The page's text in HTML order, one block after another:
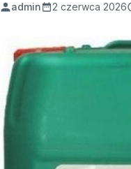
admin 2 czerwca 2026